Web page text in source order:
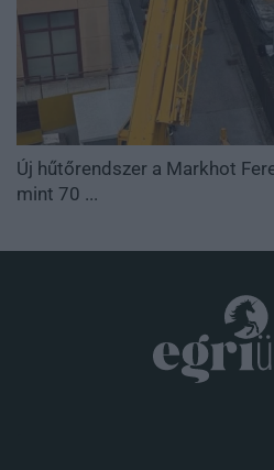
Új hűtőrendszer a Markhot
mint 70 ...